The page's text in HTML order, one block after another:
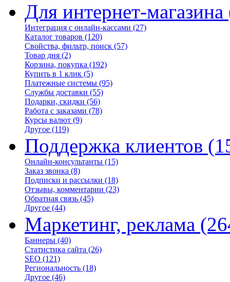
Для интернет-магазина
Интеграция с онлайн-кассами (27)
Каталог товаров (120)
Свойства, фильтр, поиск (57)
Товар дня (2)
Корзина, покупка (192)
Купить в 1 клик (5)
Платежные системы (95)
Службы доставки (55)
Подарки, скидки (56)
Работа с заказами (78)
Курсы валют (9)
Другое (119)
Поддержка клиентов
Онлайн-консультанты (15)
Заказ звонка (8)
Подписки и рассылки (18)
Отзывы, комментарии (23)
Обратная связь (45)
Другое (44)
Маркетинг, реклама
Баннеры (40)
Статистика сайта (26)
SEO (121)
Региональность (18)
Другое (46)